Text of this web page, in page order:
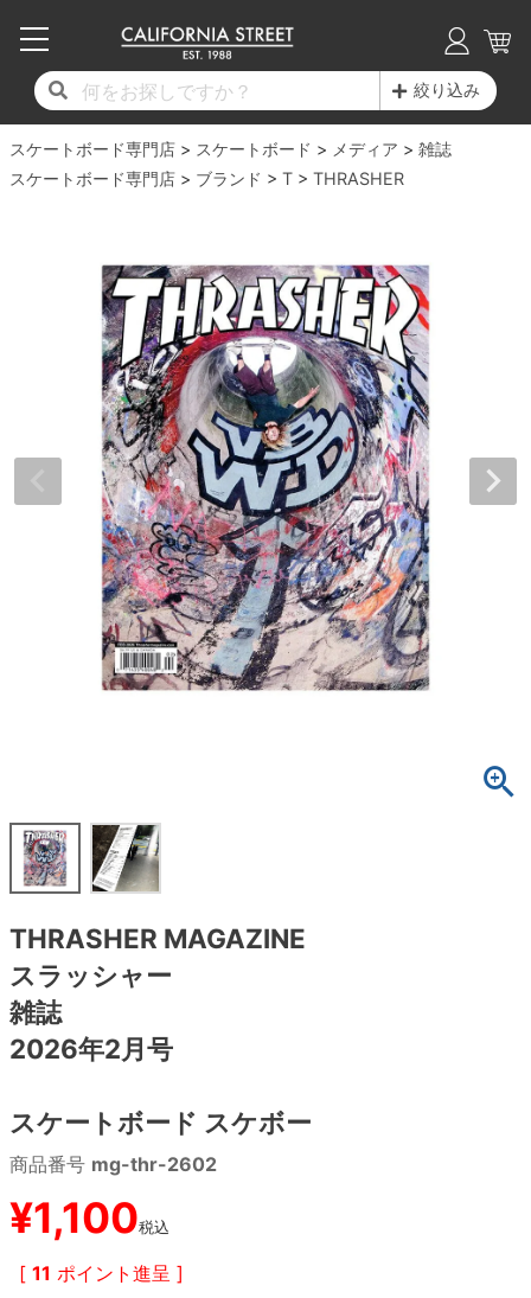
絞り込み
スケートボード専門店 スケートボード メディア
雑誌
スケートボード専門店
ブランド T THRASHER
THRASHER MAGAZINE
スラッシャー
雑誌
2026年2月号
スケートボード スケボー
商品番号 mg-thr-2602
¥1,100税込
[ 11 ポイント進呈 ]
17時までのご注文は当日発送！
11,000円以上で送料無料！
毎月1日はポイント5倍！10日と20日は3倍！
デッキ
17時までのご注文は当日発送！
11,000円以上で送料無料！
毎月1日はポイント5倍！10日と20日は3倍！
デッキブランド一覧（全てのデッキ）
サイズからデッキを選ぶ
子供用デッキ
7.0inch以下
7.7inch
8.4inch
8.5inch
8.6inch
8.7inch
8.8inch
8.9inch
9.0inch以上
トラック
17時までのご注文は当日発送！
11,000円以上で送料無料！
毎月1日はポイント5倍！10日と20日は3倍！
トラックブランド一覧（全てのトラック）
適合デッキサイズから選ぶ
7.0inch以下
7.2inch
7.8inch
8.5inch
8.6inch
8.7inch
8.8inch
8.9inch
9.0inch以上
ウィール
17時までのご注文は当日発送！
11,000円以上で送料無料！
毎月1日はポイント5倍！10日と20日は3倍！
ウィールブランド一覧（全てのウィール）
ウィールをサイズから選ぶ
50mm
51mm
56mm
64mm
65mm
70mm
72mm
75mm
110mm
スピットファイヤー F4（フォーミュラフォ
ボーンズ XF（エックスフォーミュラ）
ボーンズ STF（エスティーエフ）
パウエルペラルタ DF（ドラゴンフォーミュ
ソフトウィール（クルーザー）
ベアリング
デッキテープ
ボルト
パーツ・その他
練習用アイテム（初心者におすすめ）
スケートケース・バッグ
メディア（雑誌・DVD・CD）
17時までのご注文は当日発送！
11,000円以上で送料無料！
毎月1日はポイント5倍！10日と20日は3倍！
シューズブランド一覧
シューズをサイズから選ぶ
20cm
21cm
24cm
27.5cm
28cm
28.5cm
29cm
29.5cm
30cm
インソール
シューレース・その他
17時までのご注文は当日発送！
11,000円以上で送料無料！
毎月1日はポイント5倍！10日と20日は3倍！
ロングスリーブTシャツ
ジャケット
パーカー
トレーナー・セーター
パンツ
ショーツ
長袖ボタンシャツ
キャップ
ソックス
アンダーウエア
17時までのご注文は当日発送！
11,000円以上で送料無料！
毎月1日はポイント5倍！10日と20日は3倍！
カテゴリー
17時までのご注文は当日発送！
11,000円以上で送料無料！
毎月1日はポイント5倍！10日と20日は3倍！
スタッフおすすめアイテム
ブランド紹介
INFO
スケートパーク情報
17時までのご注文は当日発送！
11,000円以上で送料無料！
毎月1日はポイント5倍！10日と20日は3倍！
ショップライダー紹介
スタッフ紹介
カリフォルニアストリートの歴史
プライバシーポリシー
特定商取引法に基づく表記